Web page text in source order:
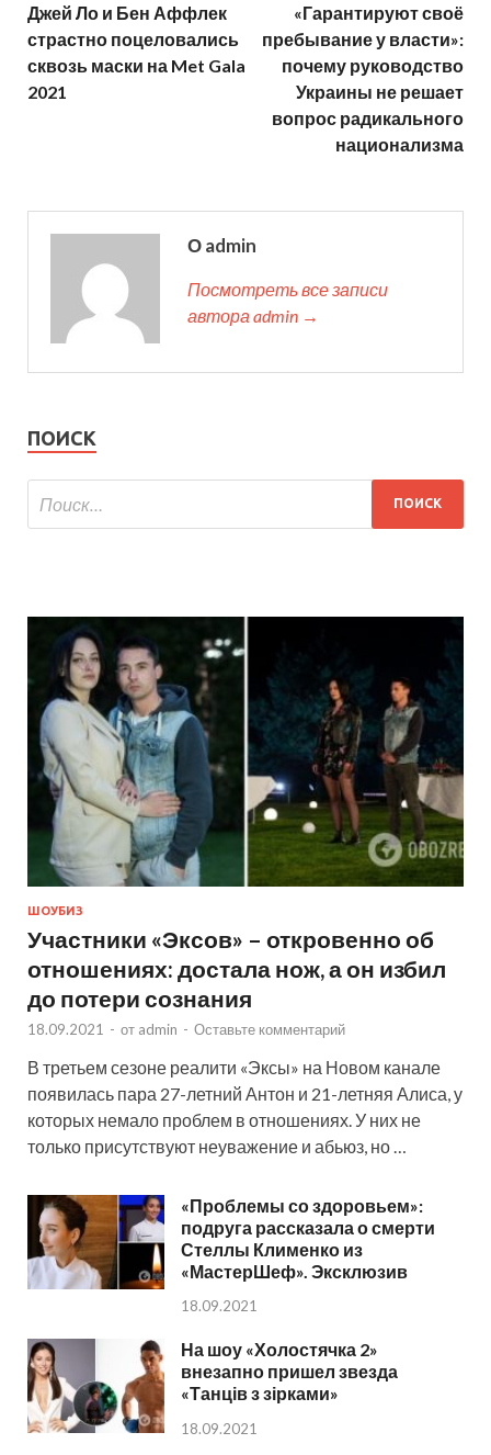
Джей Ло и Бен Аффлек
страстно поцеловались
сквозь маски на Met Gala
2021
«Гарантируют своё
пребывание у власти»:
почему руководство
Украины не решает
вопрос радикального
национализма
О admin
Посмотреть все записи
автора admin →
ПОИСК
ШОУБИЗ
Участники «Эксов» – откровенно об
отношениях: достала нож, а он избил
до потери сознания
18.09.2021 - от admin - Оставьте комментарий
В третьем сезоне реалити «Эксы» на Новом канале
появилась пара 27-летний Антон и 21-летняя Алиса, у
которых немало проблем в отношениях. У них не
только присутствуют неуважение и абьюз, но …
«Проблемы со здоровьем»:
подруга рассказала о смерти
Стеллы Клименко из
«МастерШеф». Эксклюзив
18.09.2021
На шоу «Холостячка 2»
внезапно пришел звезда
«Танців з зірками»
18.09.2021